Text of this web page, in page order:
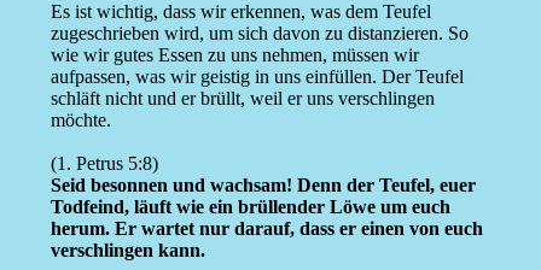
Es ist wichtig, dass wir erkennen, was dem Teufel
zugeschrieben wird, um sich davon zu distanzieren. So
wie wir gutes Essen zu uns nehmen, müssen wir
aufpassen, was wir geistig in uns einfüllen. Der Teufel
schläft nicht und er brüllt, weil er uns verschlingen
möchte.
(1. Petrus 5:8)
Seid besonnen und wachsam! Denn der Teufel, euer
Todfeind, läuft wie ein brüllender Löwe um euch
herum. Er wartet nur darauf, dass er einen von euch
verschlingen kann.